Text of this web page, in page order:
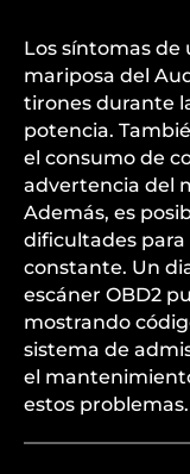
Los síntomas de
mariposa del
tirones durante
potencia.
el consumo de
advertencia del
Además, es
dificultades
constante. Un
escáner OBD2
mostrando
sistema de
el
estos problemas.